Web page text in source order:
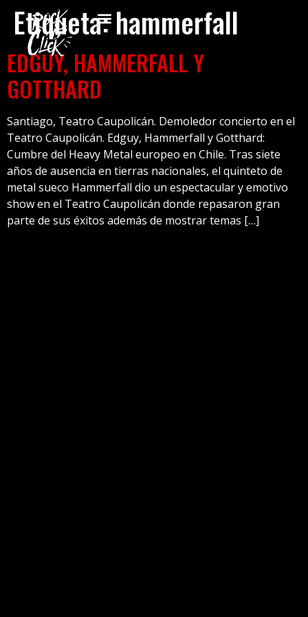
Etiqueta:hammerfall
EDGUY, HAMMERFALL Y
GOTTHARD
Santiago, Teatro Caupolicán. Demoledor concierto en el
Teatro Caupolicán. Edguy, Hammerfall y Gotthard:
Cumbre del Heavy Metal europeo en Chile. Tras siete
años de ausencia en tierras nacionales, el quinteto de
metal sueco Hammerfall dio un espectacular y emotivo
show en el Teatro Caupolicán donde repasaron gran
parte de sus éxitos además de mostrar temas […]